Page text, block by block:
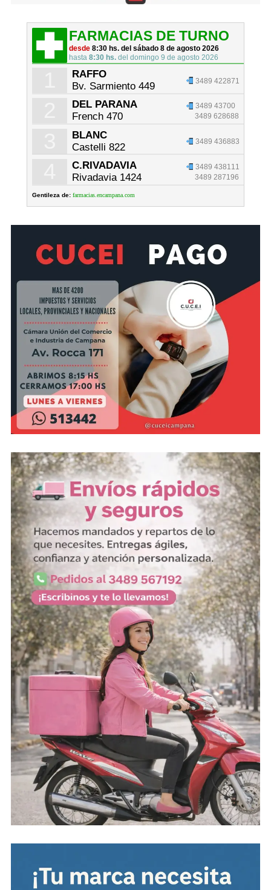
FARMACIAS DE TURNO
desde8:30 hs. del sábado 8 de agosto 2026
hasta8:30 hs. del domingo 9 de agosto 2026
RAFFO
Bv. Sarmiento 449
3489 422871
DEL PARANA
French 470
3489 43700
3489 628688
BLANC
Castelli 822
3489 436883
C.RIVADAVIA
Rivadavia 1424
3489 438111
3489 287196
Gentileza de: farmacias.encampana.com